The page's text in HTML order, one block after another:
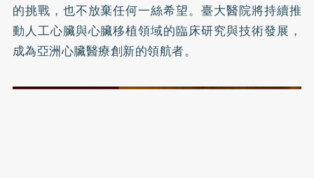
的挑戰，也不放棄任何一絲希望。臺大醫院將持續推
動人工心臟與心臟移植領域的臨床研究與技術發展，
成為亞洲心臟醫療創新的領航者。